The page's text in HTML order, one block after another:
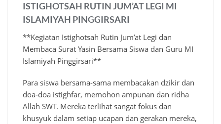
ISTIGHOTSAH RUTIN JUM’AT LEGI MI
ISLAMIYAH PINGGIRSARI
**Kegiatan Istighotsah Rutin Jum’at Legi dan
Membaca Surat Yasin Bersama Siswa dan Guru MI
Islamiyah Pinggirsari**
Para siswa bersama-sama membacakan dzikir dan
doa-doa istighfar, memohon ampunan dan ridha
Allah SWT. Mereka terlihat sangat fokus dan
khusyuk dalam setiap ucapan dan gerakan mereka,